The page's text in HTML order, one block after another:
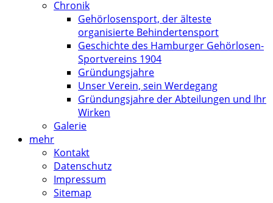
Chronik
Gehörlosensport, der älteste
organisierte Behindertensport
Geschichte des Hamburger Gehörlosen-
Sportvereins 1904
Gründungsjahre
Unser Verein, sein Werdegang
Gründungsjahre der Abteilungen und Ihr
Wirken
Galerie
mehr
Kontakt
Datenschutz
Impressum
Sitemap